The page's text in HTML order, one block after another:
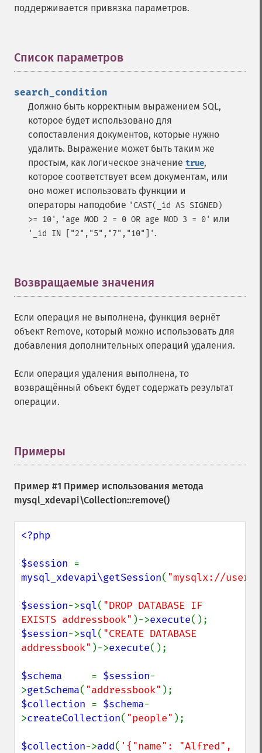
поддерживается привязка параметров.
Список параметров
search_condition
Должно быть корректным выражением SQL,
которое будет использовано для
сопоставления документов, которые нужно
удалить. Выражение может быть таким же
простым, как логическое значение true,
которое соответствует всем документам, или
оно может использовать функции и
операторы наподобие 'CAST(_id AS SIGNED)
>= 10' , 'age MOD 2 = 0 OR age MOD 3 = 0' или
'_id IN ["2","5","7","10"]' .
Возвращаемые значения
Если операция не выполнена, функция вернёт
объект Remove, который можно использовать для
добавления дополнительных операций удаления.
Если операция удаления выполнена, то
возвращённый объект будет содержать результат
операции.
Примеры
Пример #1 Пример использования метода
mysql_xdevapi\Collection::remove()
<?php
$session
mysql_xdevapi\getSession( "mysqlx://
$session->sql( "DROP DATABASE IF
EXISTS addressbook" )->execute
$session->sql( "CREATE DATABASE
addressbook" )->execute();
$schema = $session-
>getSchema( "addressbook"
$collection = $schema-
>createCollection( "people" );
$collection->add( '{"name": "Alfred",